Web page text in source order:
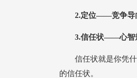
2.定位——竞争导
3.信任状——心智
的信任状。